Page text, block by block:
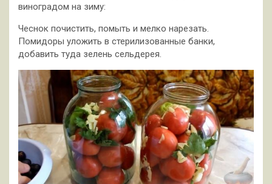
виноградом на зиму:
Чеснок почистить, помыть и мелко нарезать.
Помидоры уложить в стерилизованные банки,
добавить туда зелень сельдерея.